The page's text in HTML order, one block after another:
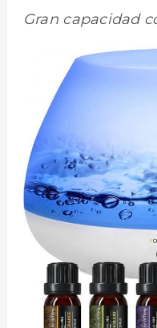
Gran capacidad